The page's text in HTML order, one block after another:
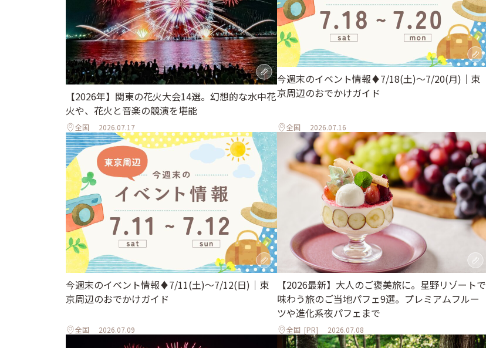
【2026年】関東の花火大会14選。幻想的な水中花
火や、花火と音楽の競演を堪能
全国 2026.07.17
今週末のイベント情報♦︎7/18(土)〜7/20(月)｜東
京周辺のおでかけガイド
全国 2026.07.16
今週末のイベント情報♦︎7/11(土)〜7/12(日)｜東
京周辺のおでかけガイド
全国 2026.07.09
【2026最新】大人のご褒美旅に。星野リゾートで
味わう旅のご当地パフェ9選。プレミアムフルー
ツや進化系夜パフェまで
全国 [PR] 2026.07.08